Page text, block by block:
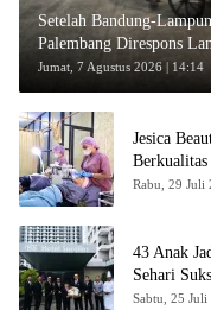
Setelah Bandung-
Palembang Direspons
Jumat, 7 Agustus 2026 | 14:14
Jesica
Rabu, 29 Juli
43 Anak
Sehari
Sabtu, 25